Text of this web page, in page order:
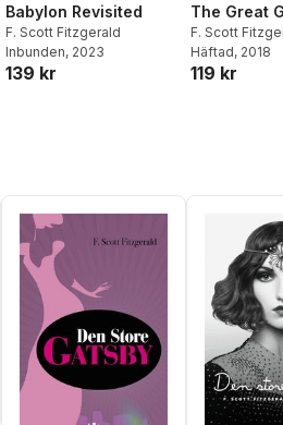
Babylon Revisited
F. Scott Fitzgerald
Inbunden, 2023
139 kr
The Great
F. Scott
Häftad, 2018
119 kr